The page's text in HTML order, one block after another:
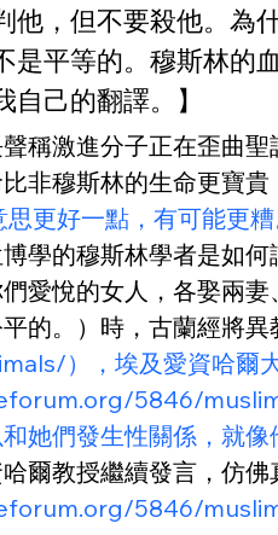
他，但不要殺他。為
是平等的。穆斯林的
己的翻譯。】
稱激進分子正在歪曲
非穆斯林的生命更寶貴
更好一點，有可能更糟
學的穆斯林學者是如
愛悅的女人，各娶兩
的。）時，古蘭經將
），埃及愛資哈爾
5846/
她們發生性關係，就像
爾教授繼續發言，仿
5846/